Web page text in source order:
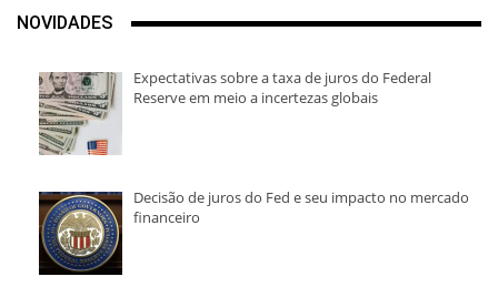
NOVIDADES
Expectativas sobre a taxa de juros do Federal
Reserve em meio a incertezas globais
Decisão de juros do Fed e seu impacto no mercado
financeiro